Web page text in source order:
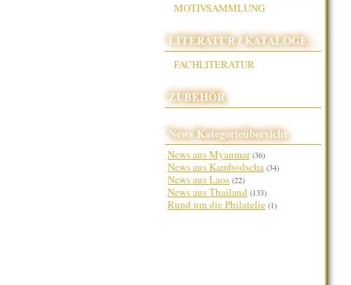
MOTIVSAMMLUNG
LITERATUR / KATALOGE:
FACHLITERATUR
ZUBEHÖR
News Kategorieübersicht
News aus Myanmar (36)
News aus Kambodscha (34)
News aus Laos (22)
News aus Thailand (133)
Rund um die Philatelie (1)